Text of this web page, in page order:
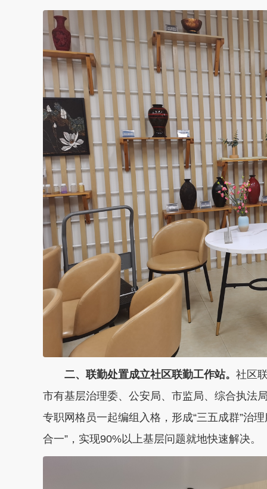
二、联勤处置成立社区联勤工作站。 社区
市有基层治理委、公安局、市监局、综合执法
专职网格员一起编组入格，形成“三五成群”治
合一”，实现90%以上基层问题就地快速解决。